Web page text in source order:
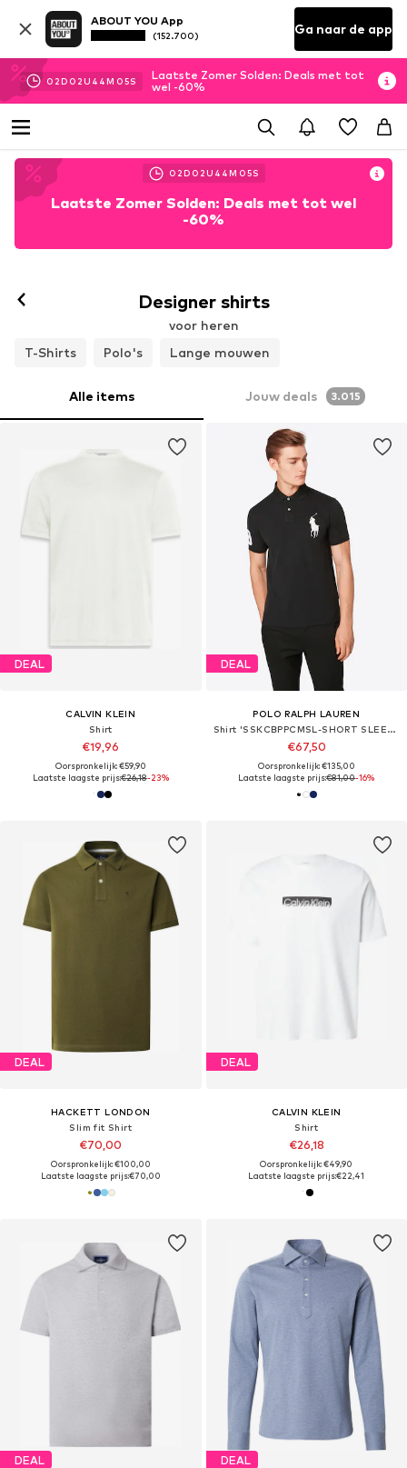
ABOUT YOU App
(152.700) Ga naar de app
02D 02U 44M 03S
Laatste Zomer Solden: Deals met tot
wel -60%
02D 02U 44M 03S
Laatste Zomer Solden: Deals met tot wel
-60%
Designer shirts
voor heren
T-Shirts
Polo's Lange mouwen
Alle items Jouw deals 3.015
DEAL
CALVIN KLEIN
Shirt
€19,96
Oorspronkelijk: €59,90
Laatste laagste prijs:€26,18-23%
DEAL
POLO RALPH LAUREN
Shirt 'SSKCBPPCMSL-SHORT SLEEVE-KNIT'
€67,50
Oorspronkelijk: €135,00
Laatste laagste prijs:€81,00-16%
DEAL
HACKETT LONDON
Slim fit Shirt
€70,00
Oorspronkelijk: €100,00
Laatste laagste prijs:€70,00
DEAL
CALVIN KLEIN
Shirt
€26,18
Oorspronkelijk: €49,90
Laatste laagste prijs:€22,41
DEAL DEAL